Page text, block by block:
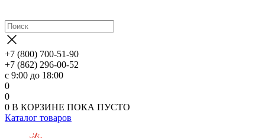
+7 (800) 700-51-90
+7 (862) 296-00-52
с 9:00 до 18:00
0
0
0 В КОРЗИНЕ ПОКА ПУСТО
Каталог товаров